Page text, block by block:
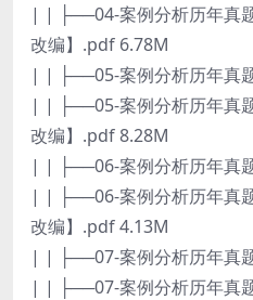
| | ├──04-案例分析历年真
改编】.pdf 6.78M
| | ├──05-案例分析历年真
| | ├──05-案例分析历年真
改编】.pdf 8.28M
| | ├──06-案例分析历年真
| | ├──06-案例分析历年真
改编】.pdf 4.13M
| | ├──07-案例分析历年真
| | ├──07-案例分析历年真